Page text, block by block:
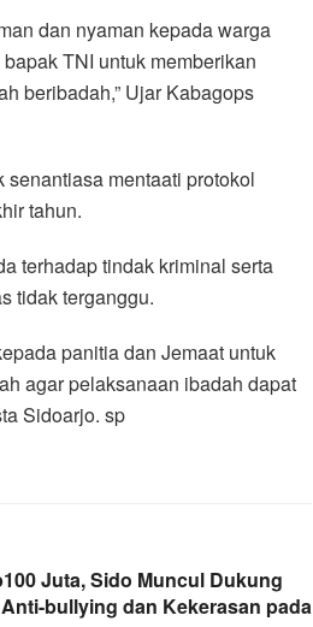
dan nyaman kepada warga
TNI untuk memberikan
beribadah,” Ujar Kabagops
mentaati protokol
tahun.
terhadap tindak kriminal serta
tidak terganggu.
panitia dan Jemaat untuk
agar pelaksanaan ibadah dapat
Sidoarjo. sp
Juta, Sido Muncul Dukung
bullying dan Kekerasan pada